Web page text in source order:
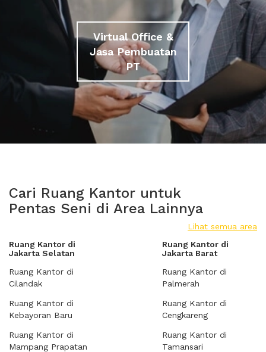
Virtual Office &
Jasa Pembuatan
PT
Cari Ruang Kantor untuk
Pentas Seni di Area Lainnya
Lihat semua area
Ruang Kantor di
Jakarta Selatan
Ruang Kantor di
Cilandak
Ruang Kantor di
Kebayoran Baru
Ruang Kantor di
Mampang Prapatan
Ruang Kantor di
Jakarta Barat
Ruang Kantor di
Palmerah
Ruang Kantor di
Cengkareng
Ruang Kantor di
Tamansari